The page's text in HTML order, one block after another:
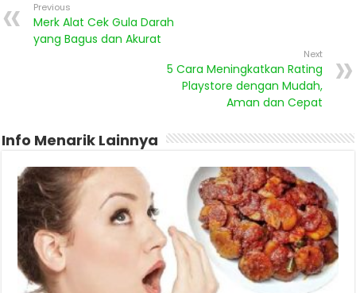
Previous
Merk Alat Cek Gula Darah
yang Bagus dan Akurat
Next
5 Cara Meningkatkan Rating
Playstore dengan Mudah,
Aman dan Cepat
Info Menarik Lainnya